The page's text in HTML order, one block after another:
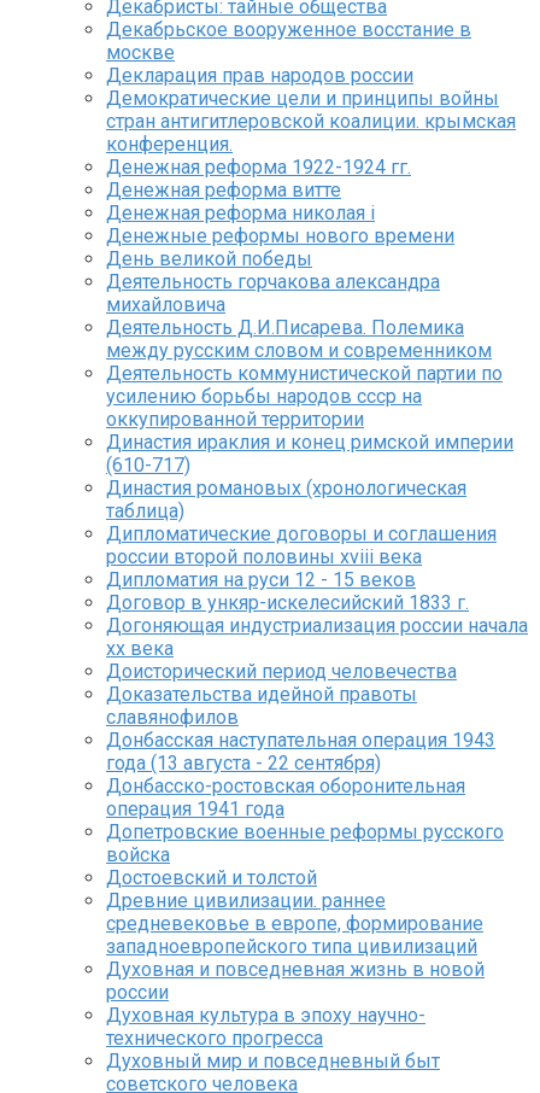
Декабристы: тайные общества
Декабрьское вооруженное восстание в
москве
Декларация прав народов россии
Демократические цели и принципы войны
стран антигитлеровской коалиции. крымская
конференция.
Денежная реформа 1922-1924 гг.
Денежная реформа витте
Денежная реформа николая i
Денежные реформы нового времени
День великой победы
Деятельность горчакова александра
михайловича
Деятельность Д.И.Писарева. Полемика
между русским словом и современником
Деятельность коммунистической партии по
усилению борьбы народов ссср на
оккупированной территории
Династия ираклия и конец римской империи
(610-717)
Династия романовых (хронологическая
таблица)
Дипломатические договоры и соглашения
россии второй половины xviii века
Дипломатия на руси 12 - 15 веков
Договор в ункяр-искелесийский 1833 г.
Догоняющая индустриализация россии начала
xx века
Доисторический период человечества
Доказательства идейной правоты
славянофилов
Донбасская наступательная операция 1943
года (13 августа - 22 сентября)
Донбасско-ростовская оборонительная
операция 1941 года
Допетровские военные реформы русского
войска
Достоевский и толстой
Древние цивилизации. раннее
средневековье в европе, формирование
западноевропейского типа цивилизаций
Духовная и повседневная жизнь в новой
россии
Духовная культура в эпоху научно-
технического прогресса
Духовный мир и повседневный быт
советского человека